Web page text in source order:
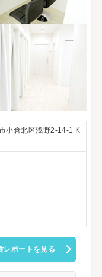
小倉北区浅野2-14-1 K
レポートを見る